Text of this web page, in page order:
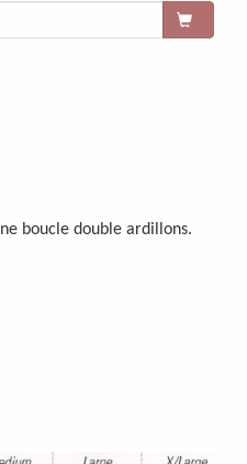
boucle double ardillons.